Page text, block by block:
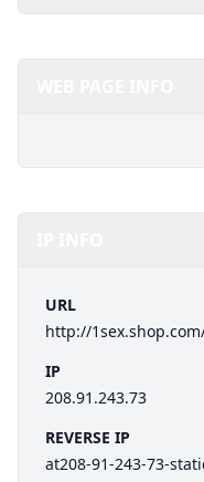
URL
http://
IP
208.91.243.73
REVERSE IP
at208-91-243-73-